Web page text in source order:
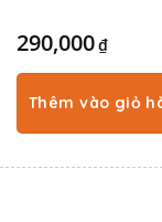
290,000₫
Thêm vào giỏ